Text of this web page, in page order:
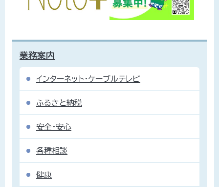
業務案内
インターネット・ケーブルテレビ
ふるさと納税
安全・安心
各種相談
健康